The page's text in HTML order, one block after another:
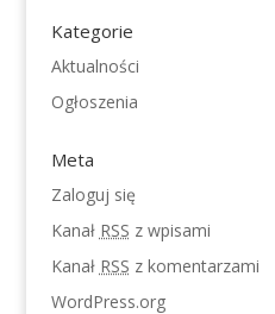
Kategorie
Aktualności
Ogłoszenia
Meta
Zaloguj się
Kanał RSS z wpisami
Kanał RSS z komentarzami
WordPress.org